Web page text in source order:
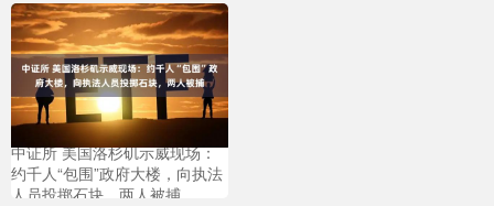
中证所 美国洛杉矶示威现场：
约千人“包围”政府大楼，向执法
人员投掷石块，两人被捕